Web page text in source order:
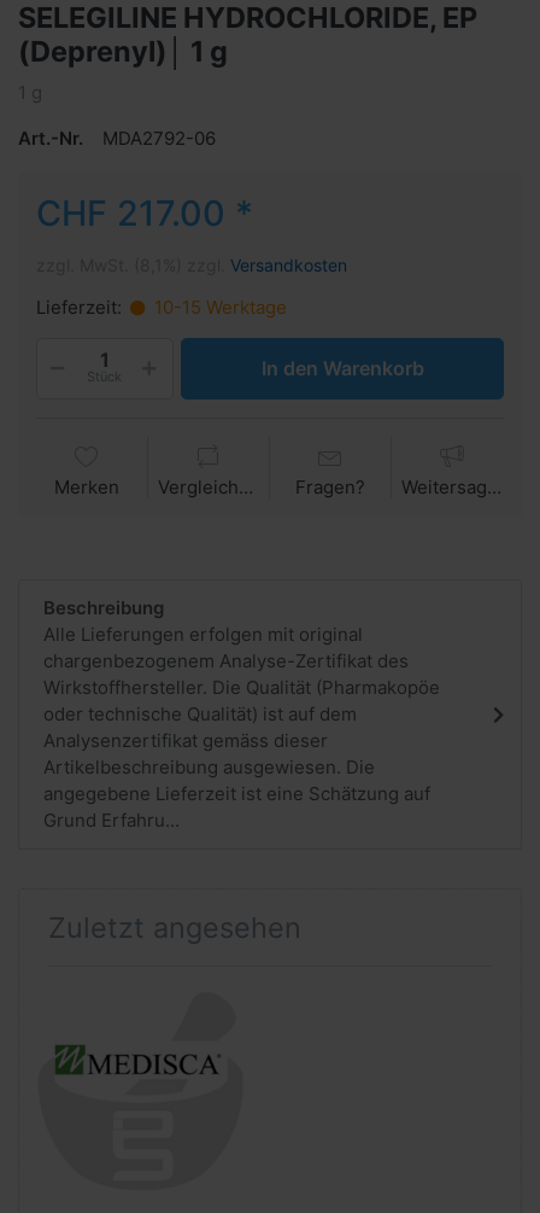
SELEGILINE HYDROCHLORIDE, EP
(Deprenyl)│ 1 g
1 g
Art.-Nr.
MDA2792-06
CHF 217.00 *
Versandkosten
Lieferzeit: 10-15 Werktage
Stück In den Warenkorb
Merken Vergleichen Fragen? Weitersagen
Beschreibung
Alle Lieferungen erfolgen mit original
chargenbezogenem Analyse-Zertifikat des
Wirkstoffhersteller. Die Qualität (Pharmakopöe
oder technische Qualität) ist auf dem
Analysenzertifikat gemäss dieser
Artikelbeschreibung ausgewiesen. Die
angegebene Lieferzeit ist eine Schätzung auf
Grund Erfahru...
Zuletzt angesehen